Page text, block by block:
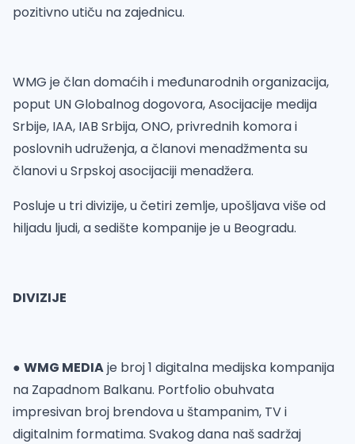
pozitivno utiču na zajednicu.
WMG je član domaćih i međunarodnih organizacija,
poput UN Globalnog dogovora, Asocijacije medija
Srbije, IAA, IAB Srbija, ONO, privrednih komora i
poslovnih udruženja, a članovi menadžmenta su
članovi u Srpskoj asocijaciji menadžera.
Posluje u tri divizije, u četiri zemlje, upošljava više od
hiljadu ljudi, a sedište kompanije je u Beogradu.
DIVIZIJE
● WMG MEDIAje broj 1 digitalna medijska kompanija
na Zapadnom Balkanu. Portfolio obuhvata
impresivan broj brendova u štampanim, TV i
digitalnim formatima. Svakog dana naš sadržaj